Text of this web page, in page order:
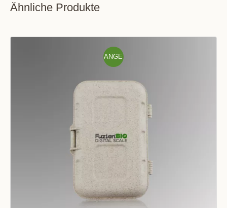
Ähnliche Produkte
ANGE